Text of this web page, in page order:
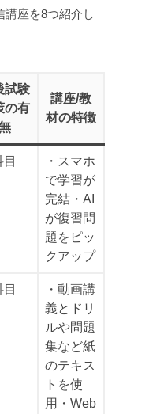
講座を8つ紹介し
試験
の有
講座/教
材の特徴
・スマホ
で学習が
完結 ・AI
が復習問
題をピッ
クアップ
・動画講
義とドリ
ルや問題
集など紙
のテキス
トを使
用 ・Web